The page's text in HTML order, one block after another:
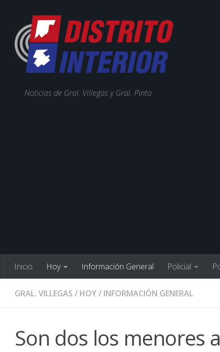
Noticias de Gral. Villegas y Gral. Pinto
Inicio Hoy Información General Policial
GRAL. VILLEGAS / HOY/ INFORMACIÓN GENERAL
Son dos los menores